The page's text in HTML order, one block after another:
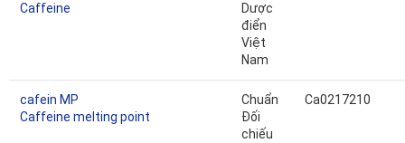
Caffeine
Dược
điển
Việt
Nam
cafein MP
Caffeine melting point
Chuẩn
Đối
chiếu
Ca0217210